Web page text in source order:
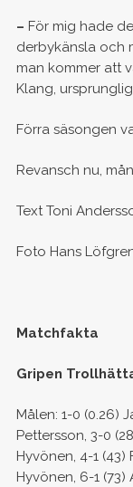
– För mig hade
derbykänsla och
man kommer att
Klang,
Förra säsongen
Revansch nu,
Text Toni
Foto Hans
Matchfakta
Gripen
Målen: 1-0 (0.26)
Pettersson, 3-0
Hyvönen, 4-1 (43)
Hyvönen, 6-1